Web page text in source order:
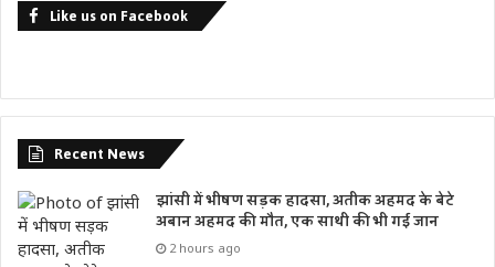
Like us on Facebook
Recent News
झांसी में भीषण सड़क हादसा, अतीक अहमद के बेटे
अबान अहमद की मौत, एक साथी की भी गई जान
2 hours ago